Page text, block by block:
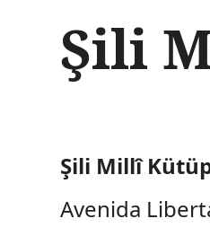
ç
e
r
t
a
Şili
Şili Millî
Avenida